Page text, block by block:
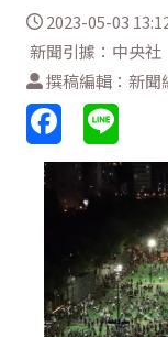
2023-05-03
新聞引據：中央社
撰稿編輯：新聞